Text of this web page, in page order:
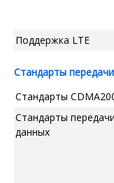
Поддержка LTE
Стандарты
Стандарты
Стандарты передачи
данных